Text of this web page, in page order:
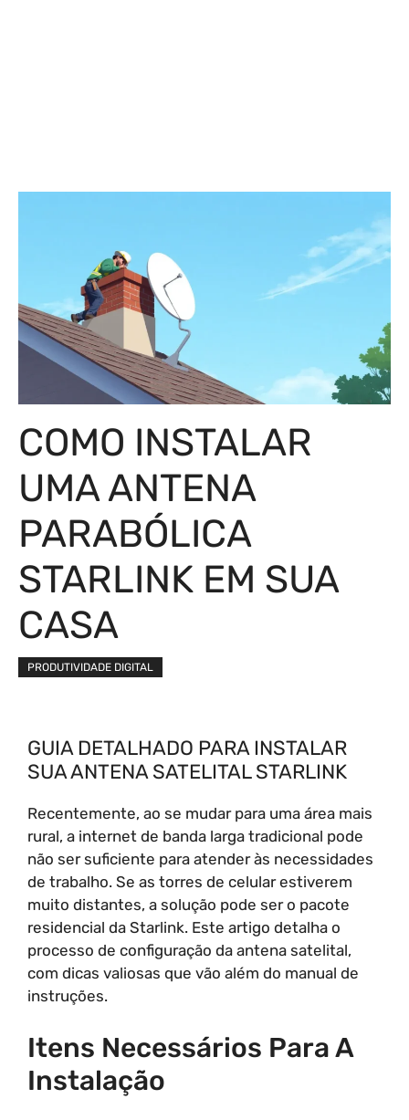
COMO INSTALAR
UMA ANTENA
PARABÓLICA
STARLINK EM SUA
CASA
PRODUTIVIDADE DIGITAL
GUIA DETALHADO PARA INSTALAR
SUA ANTENA SATELITAL STARLINK
Recentemente, ao se mudar para uma área mais
rural, a internet de banda larga tradicional pode
não ser suficiente para atender às necessidades
de trabalho. Se as torres de celular estiverem
muito distantes, a solução pode ser o pacote
residencial da Starlink. Este artigo detalha o
processo de configuração da antena satelital,
com dicas valiosas que vão além do manual de
instruções.
Itens Necessários Para A
Instalação